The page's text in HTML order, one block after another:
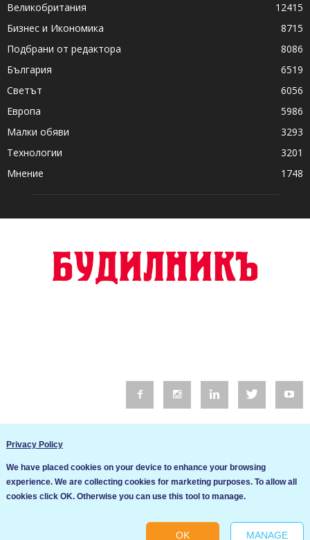
Великобритания
12415
Бизнес и Икономика
8715
Подбрани от редактора
8086
България
6519
Светът
6056
Европа
5986
Малки обяви
3293
Технологии
3201
Мнение
1748
Общи условия
Privacy Policy
We have placed cookies on your device to enhance your browsing
experience. We are collecting cookies for marketing purposes. To allow all
cookies click OK. Otherwise you can use this tool to manage.
OK MANAGE
Ние използваме бисквитки за да подобрим услугите си. Ако
продължите да посещавате този сайт, ние приемаме, че се